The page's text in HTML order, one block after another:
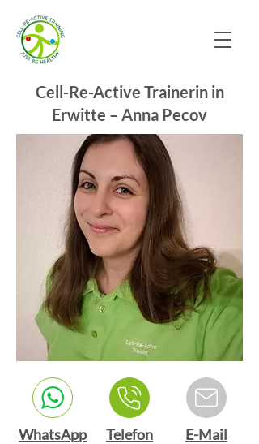
Cell-Re-Active Trainerin in
Erwitte – Anna Pecov
WhatsApp Telefon E-Mail